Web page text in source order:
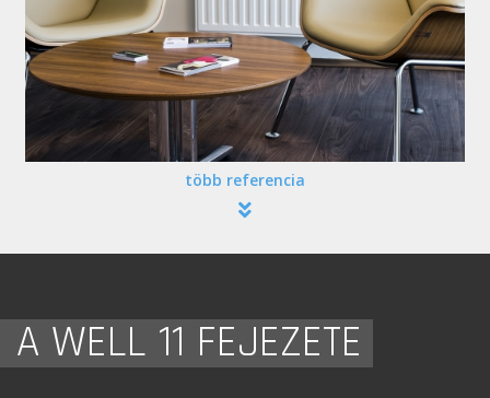
több referencia
A WELL 11 FEJEZETE